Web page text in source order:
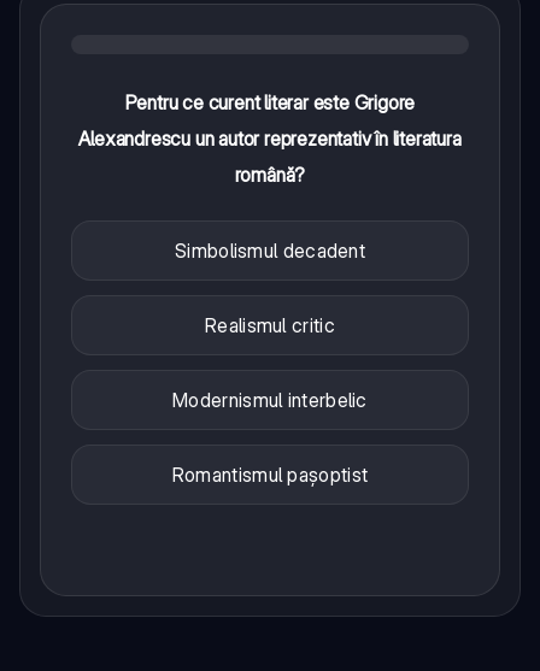
Pentru ce curent literar este Grigore
Alexandrescu un autor reprezentativ în literatura
română?
Simbolismul decadent
Realismul critic
Modernismul interbelic
Romantismul pașoptist